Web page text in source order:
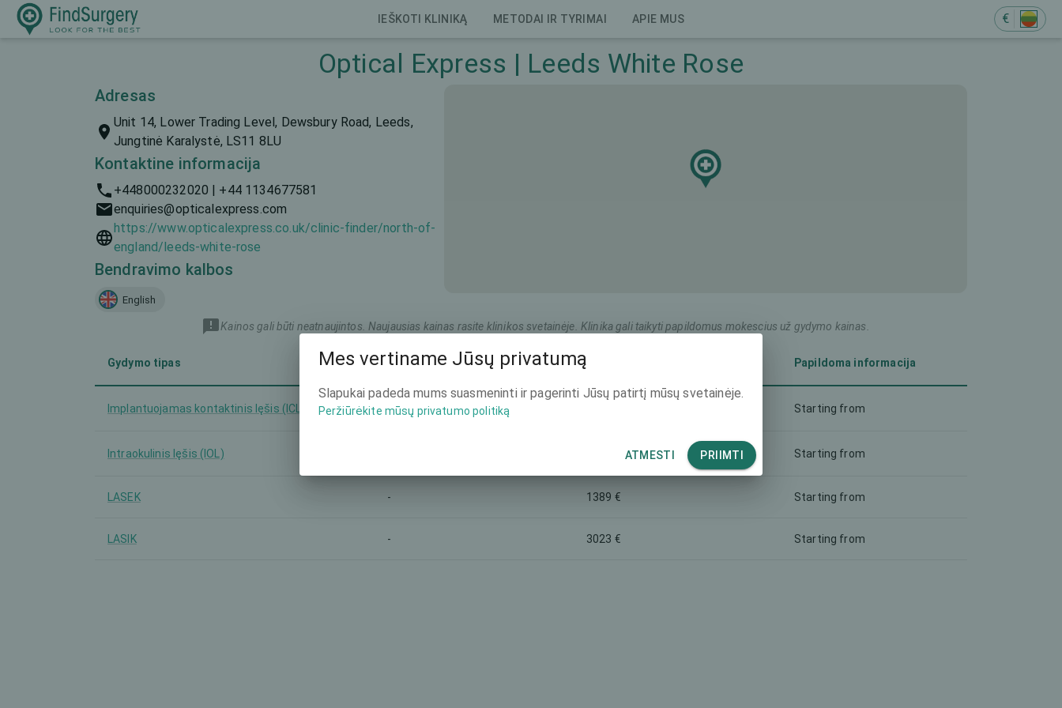
IEŠKOTI KLINIKĄ METODAI IR TYRIMAI APIE MUS €
Optical Express | Leeds White Rose
Adresas
Unit 14, Lower Trading Level, Dewsbury Road, Leeds,
Jungtinė Karalystė, LS11 8LU
Kontaktine informacija
+448000232020 | +44 1134677581
enquiries@opticalexpress.com
https://www.opticalexpress.co.uk/clinic-finder/north-of-
england/leeds-white-rose
Bendravimo kalbos
English
Kainos gali būti neatnaujintos. Naujausias kainas rasite klinikos svetainėje. Klinika gali taikyti papildomus mokescius už gydymo kainas.
Gydymo tipas Rinkodaros pavadinimas Papildoma informacija
Implantuojamas kontaktinis lęšis (ICL) - Starting from
Intraokulinis lęšis (IOL) Starting from
LASEK - 1389 € Starting from
LASIK - 3023 € Starting from
Mes vertiname Jūsų privatumą
Slapukai padeda mums suasmeninti ir pagerinti Jūsų patirtį mūsų svetainėje.
Peržiūrėkite mūsų privatumo politiką
ATMESTI PRIIMTI